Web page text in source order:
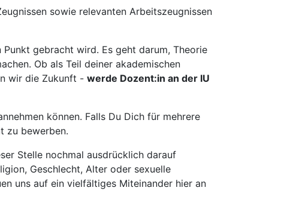
sowie relevanten Arbeitszeugnissen
gebracht wird. Es geht darum, Theorie
Ob als Teil deiner akademischen
wir die Zukunft - werde Dozent:in an der IU
können. Falls Du Dich für mehrere
zu bewerben.
Stelle nochmal ausdrücklich darauf
Geschlecht, Alter oder sexuelle
uns auf ein vielfältiges Miteinander hier an